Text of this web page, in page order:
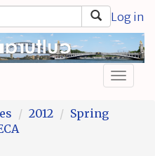
Log in
2012
Spring